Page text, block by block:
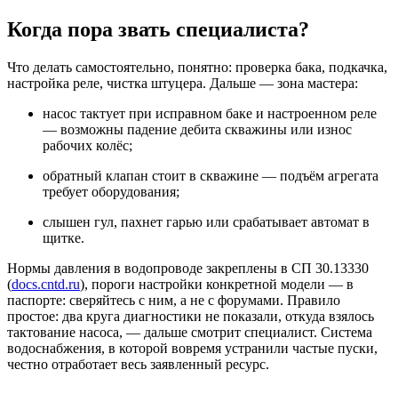
Когда пора звать специалиста?
Что делать самостоятельно, понятно: проверка бака, подкачка,
настройка реле, чистка штуцера. Дальше — зона мастера:
насос тактует при исправном баке и настроенном реле
— возможны падение дебита скважины или износ
рабочих колёс;
обратный клапан стоит в скважине — подъём агрегата
требует оборудования;
слышен гул, пахнет гарью или срабатывает автомат в
щитке.
Нормы давления в водопроводе закреплены в СП 30.13330
(docs.cntd.ru), пороги настройки конкретной модели — в
паспорте: сверяйтесь с ним, а не с форумами. Правило
простое: два круга диагностики не показали, откуда взялось
тактование насоса, — дальше смотрит специалист. Система
водоснабжения, в которой вовремя устранили частые пуски,
честно отработает весь заявленный ресурс.